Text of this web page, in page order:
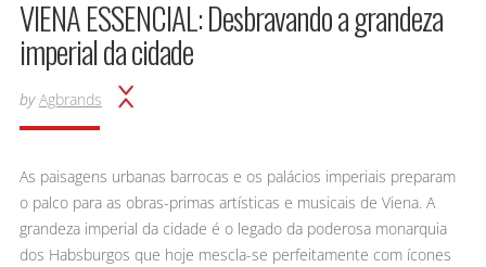
VIENA ESSENCIAL: Desbravando a grandeza
imperial da cidade
by Agbrands
As paisagens urbanas barrocas e os palácios imperiais preparam
o palco para as obras-primas artísticas e musicais de Viena. A
grandeza imperial da cidade é o legado da poderosa monarquia
dos Habsburgos que hoje mescla-se perfeitamente com ícones